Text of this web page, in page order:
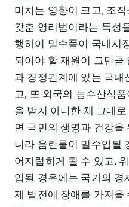
미치는 영향이 크고, 조직
갖춘 영리범이라는 특성
행하여 밀수품이 국내시
되어야 할 재원이 그만큼
과 경쟁관계에 있는 국내
고, 또 외국의 농수산식
을 받지 아니한 채 그대
면 국민의 생명과 건강을
니라 음란물이 밀수입될
어지럽히게 될 수 있고,
입될 경우에는 국가의 경
제 발전에 장애를 가져올